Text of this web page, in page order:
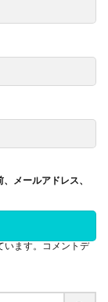
メールアドレス、
ます。 コメントデ